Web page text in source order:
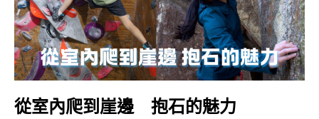
從室內爬到崖邊 抱石的魅力